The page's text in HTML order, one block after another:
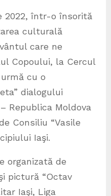
2022, într-o însorită
culturală
care ne
Copoului, la Cercul
cu o
dialogului
Republica Moldova
Consiliu “Vasile
Iaşi.
organizată de
pictură “Octav
Iaşi, Liga